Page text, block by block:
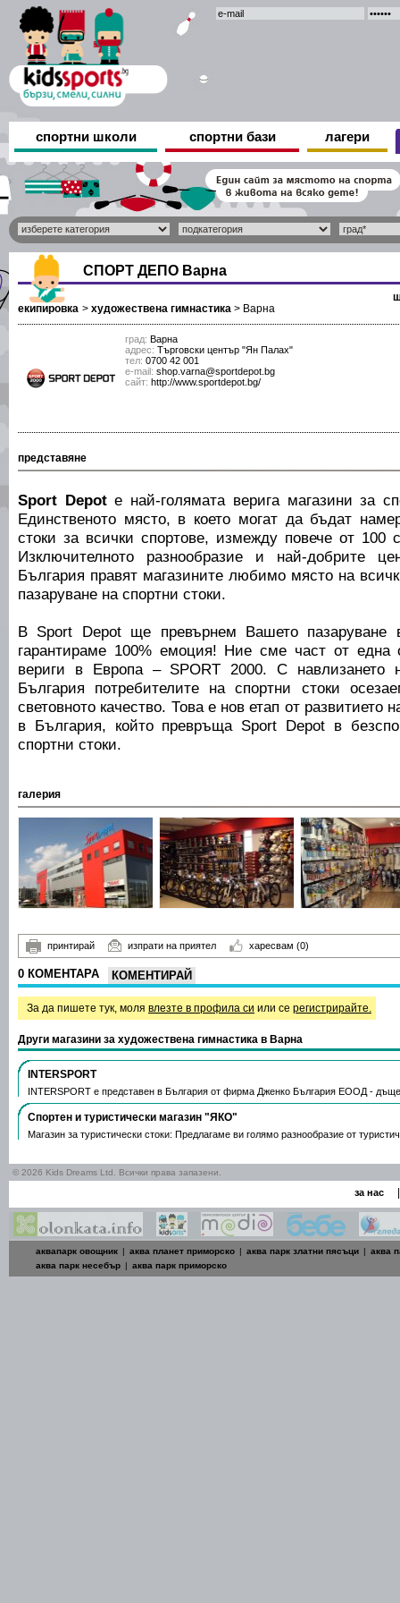
спортни школи спортни бази лагери
СПОРТ ДЕПО Варна
екипировка > художествена гимнастика > Варна
град: Варна
адрес: Търговски център "Ян Палах"
тел: 0700 42 001
е-mail: shop.varna@sportdepot.bg
сайт: http://www.sportdepot.bg/
представяне
Sport Depotе най-голямата верига магазини за
Единственото място, в което могат да бъдат
стоки за всички спортове, измежду повече от 100
Изключителното разнообразие и най-добрите
България правят магазините любимо място на
пазаруване на спортни стоки.
В Sport Depot ще превърнем Вашето пазаруване
гарантираме 100% емоция! Ние сме част от една
вериги в Европа – SPORT 2000. С навлизането
България потребителите на спортни стоки
световното качество. Това е нов етап от развитието
в България, който превръща Sport Depot в
спортни стоки.
галерия
принтирай изпрати на приятел харесвам (0)
0 КОМЕНТАРА КОМЕНТИРАЙ
За да пишете тук, моля влезте в профила си или се регистрирайте.
Други магазини за художествена гимнастика в Варна
INTERSPORT
INTERSPORT е представен в България от фирма Дженко България ЕООД -
Спортен и туристически магазин "ЯКО"
Магазин за туристически стоки: Предлагаме ви голямо разнообразие от
© 2026 Kids Dreams Ltd. Всички права запазени.
за нас |
аквапарк овощник | аква планет приморско | аква парк златни пясъци | аква
аква парк несебър | аква парк приморско